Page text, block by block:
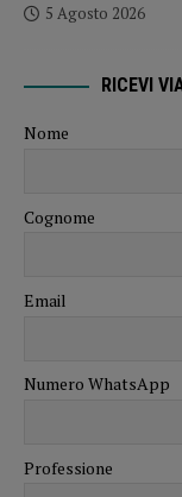
5 Agosto 2026
RICEVI
Nome
Cognome
Email
Numero WhatsApp
Professione